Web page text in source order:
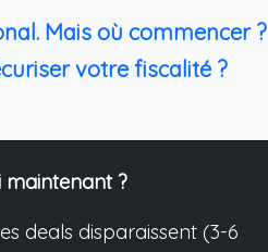
Mais où commencer ?
votre fiscalité ?
maintenant ?
deals disparaissent (3-6